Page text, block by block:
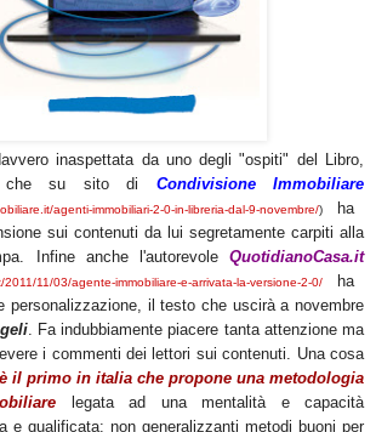
inaspettata da uno degli "ospiti" del Libro,
su sito di Condivisione Immobiliare
agenti-immobiliari-2-0-in-libreria-dal-9-novembre/)
ha
sui contenuti da lui segretamente carpiti alla
Infine anche l'autorevole QuotidianoCasa.it
11/03/agente-immobiliare-e-arrivata-la-versione-2-0/
ha
personalizzazione, il testo che uscirà a novembre
. Fa indubbiamente piacere tanta attenzione ma
i commenti dei lettori sui contenuti. Una cosa
il primo in italia che propone una metodologia
legata ad una mentalità e capacità
e qualificata: non generalizzanti metodi buoni per